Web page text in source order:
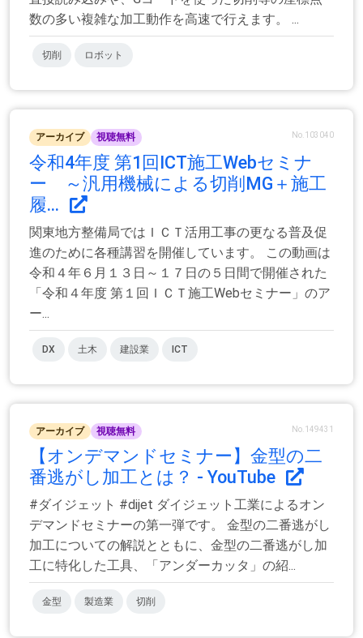
数の多い複雑な加工動作を高速で行えます。 ...
切削 ロボット
アーカイブ 視聴無料 No.103040
令和4年度 第1回ICT施工Webセミナ
ー ～汎用機械による切削MG＋施工
履...
関東地方整備局ではＩＣＴ活用工事の更なる普及促
進のために各種講習を開催しています。 この動画は
令和４年６月１３日～１７日の５日間で開催された
「令和４年度 第１回ＩＣＴ施工Webセミナー」のア
ー...
DX 土木 建設業 ICT
アーカイブ 視聴無料 No.149431
【オンデマンドセミナー】金型の二
番逃がし加工とは？ - YouTube
#ダイジェット #dijet ダイジェット工業によるオン
デマンドセミナーの第一弾です。 金型の二番逃がし
加工についての解説とともに、金型の二番逃がし加
工に特化した工具、「アンダーカッタ」の紹...
金型 製造業 切削